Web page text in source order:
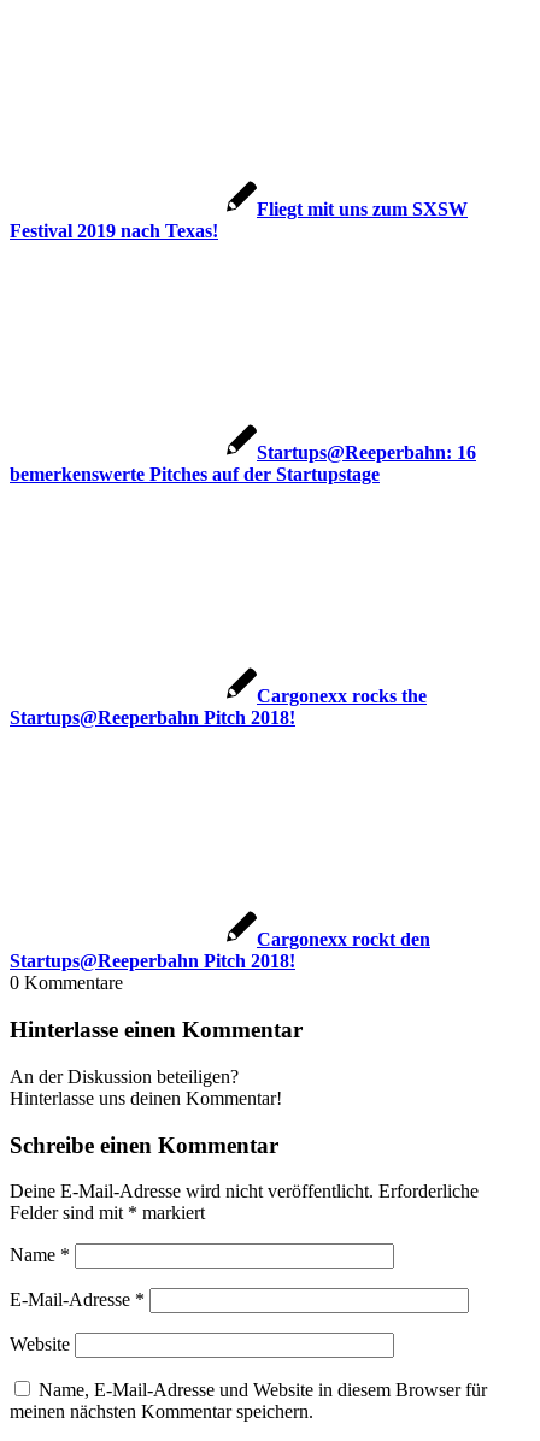
Fliegt mit uns zum SXSW
Festival 2019 nach Texas!
Startups@Reeperbahn: 16
bemerkenswerte Pitches auf der Startupstage
Cargonexx rocks the
Startups@Reeperbahn Pitch 2018!
Cargonexx rockt den
Startups@Reeperbahn Pitch 2018!
0 Kommentare
Hinterlasse einen Kommentar
An der Diskussion beteiligen?
Hinterlasse uns deinen Kommentar!
Schreibe einen Kommentar
Deine E-Mail-Adresse wird nicht veröffentlicht. Erforderliche
Felder sind mit * markiert
Name *
E-Mail-Adresse *
Website
Name, E-Mail-Adresse und Website in diesem Browser für
meinen nächsten Kommentar speichern.